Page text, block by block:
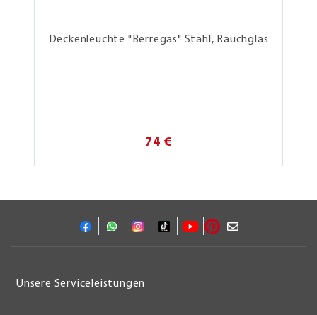
Deckenleuchte "Berregas" Stahl, Rauchglas
74 €
Unsere Serviceleistungen